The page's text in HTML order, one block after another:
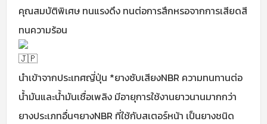
คุณสมบัติพิเศษ ทนแรงดึง ทนต่อการสึกหรอจากการเสียดสี
ทนความร้อน
นำเข้าจากประเทศญี่ปุ่น *ยางซับเสียงNBR ความทนทานต่อ
น้ำมันและน้ำมันเชื่อเพลิง มีอายุการใช้งานยาวนานมากกว่า
ยางประเภทอื่นๆยางNBR ที่ใช้กับสเตอร์หน้า เป็นยางชนิด